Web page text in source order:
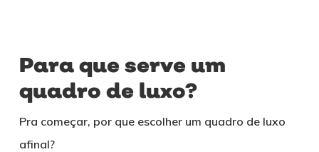
Para que serve um
quadro de luxo?
Pra começar, por que escolher um quadro de luxo
afinal?